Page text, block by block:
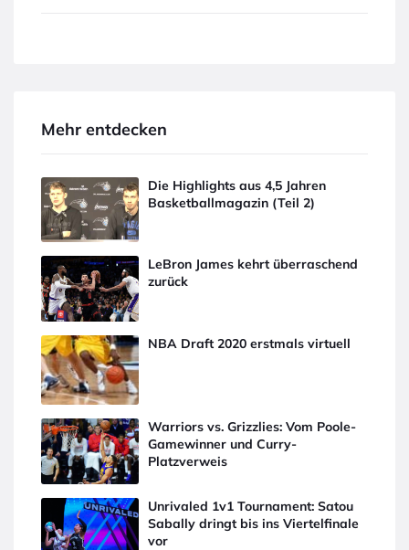
Mehr entdecken
Die Highlights aus 4,5 Jahren
Basketballmagazin (Teil 2)
LeBron James kehrt überraschend
zurück
NBA Draft 2020 erstmals virtuell
Warriors vs. Grizzlies: Vom Poole-
Gamewinner und Curry-
Platzverweis
Unrivaled 1v1 Tournament: Satou
Sabally dringt bis ins Viertelfinale
vor